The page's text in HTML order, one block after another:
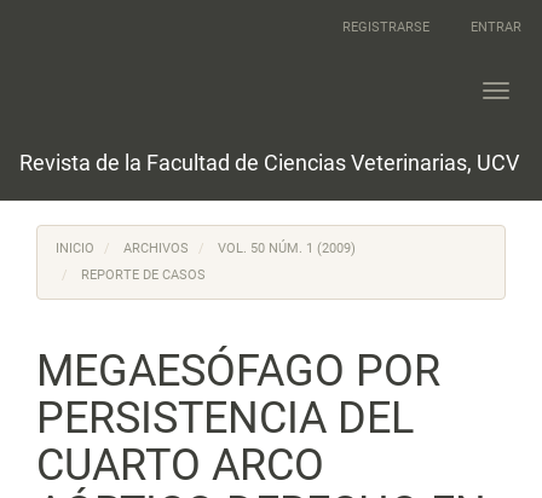
REGISTRARSE ENTRAR
Revista de la Facultad de Ciencias Veterinarias, UCV
INICIO ARCHIVOS
VOL. 50 NÚM. 1 (2009)
REPORTE DE CASOS
MEGAESÓFAGO POR
PERSISTENCIA DEL
CUARTO ARCO